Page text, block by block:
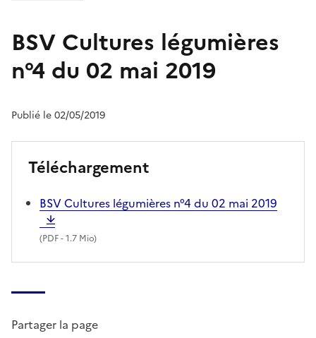
BSV Cultures légumières
n°4 du 02 mai 2019
Publié le 02/05/2019
Téléchargement
BSV Cultures légumières n°4 du 02 mai 2019
(PDF- 1.7 Mio)
Partager la page